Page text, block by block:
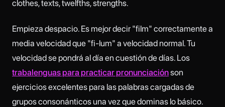
clothes, texts, twelfths, strengths.
Empieza despacio. Es mejor decir "film" correctamente a
media velocidad que "fi-lum" a velocidad normal. Tu
velocidad se pondrá al día en cuestión de días. Los
trabalenguas para practicar pronunciaciónson
ejercicios excelentes para las palabras cargadas de
grupos consonánticos una vez que dominas lo básico.